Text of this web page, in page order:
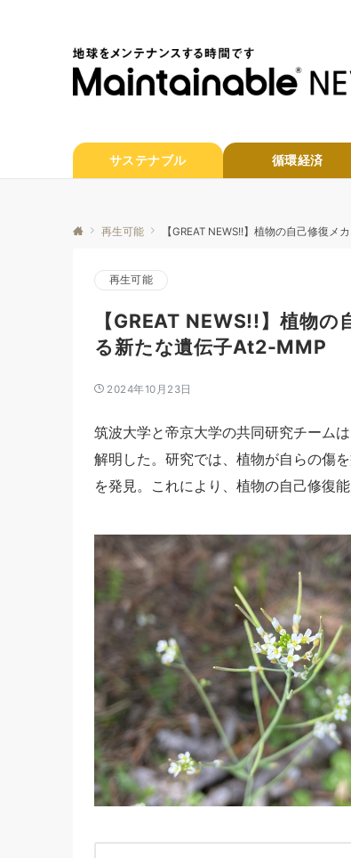
サステナブル 循環経済
再生可能 【GREAT NEWS!!】植物の自己修復
再生可能
【GREAT NEWS!!】植物
る新たな遺伝子At2-MMP
2024年10月23日
筑波大学と帝京大学の共同研究チーム
解明した。研究では、植物が自らの傷
を発見。これにより、植物の自己修復